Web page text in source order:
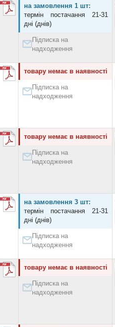
на замовлення 1 шт:
термін постачання 21-31
дні (днів)
Підписка на
надходження
товару немає в наявності
Підписка на
надходження
товару немає в наявності
Підписка на
надходження
на замовлення 3 шт:
термін постачання 21-31
дні (днів)
Підписка на
надходження
товару немає в наявності
Підписка на
надходження